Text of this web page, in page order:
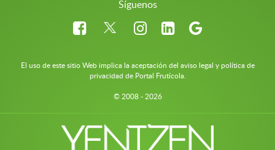
Síguenos
El uso de este sitio Web implica la aceptación del aviso legal y política de
privacidad de Portal Frutícola.
© 2008 - 2026